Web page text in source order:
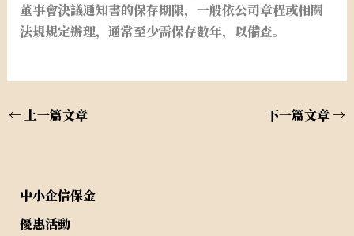
董事會決議通知書的保存期限，一般依公司章程或相關
法規規定辦理，通常至少需保存數年，以備查。
←上一篇文章 下一篇文章→
中小企信保金
優惠活動